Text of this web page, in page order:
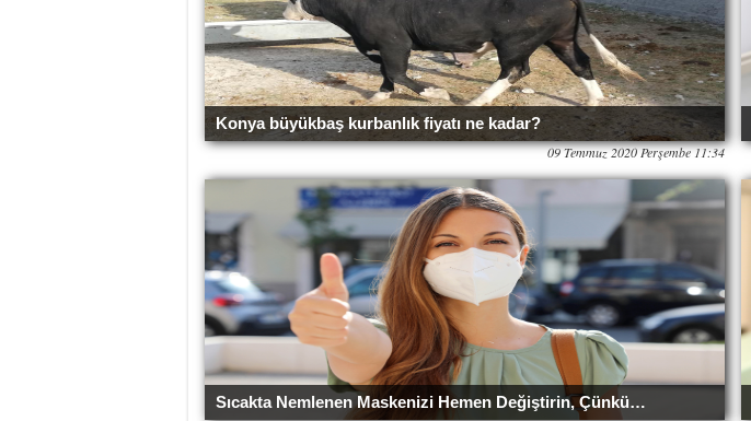
Konya büyükbaş kurbanlık fiyatı ne kadar?
09 Temmuz 2020 Perşembe 11:34
Sıcakta Nemlenen Maskenizi Hemen Değiştirin, Çünkü…